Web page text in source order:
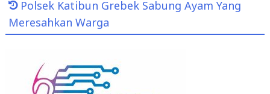
Polsek Katibun Grebek Sabung Ayam Yang
Meresahkan Warga